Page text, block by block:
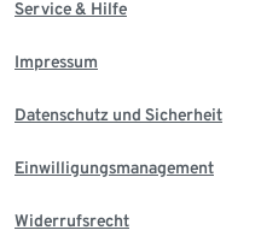
Service & Hilfe
Impressum
Datenschutz und Sicherheit
Einwilligungsmanagement
Widerrufsrecht